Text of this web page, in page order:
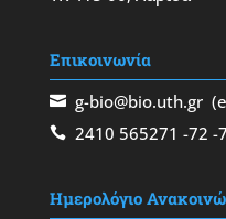
Επικοινωνία
g-bio@bio.uth.gr
2410 565271 -72 -
Ημερολόγιο